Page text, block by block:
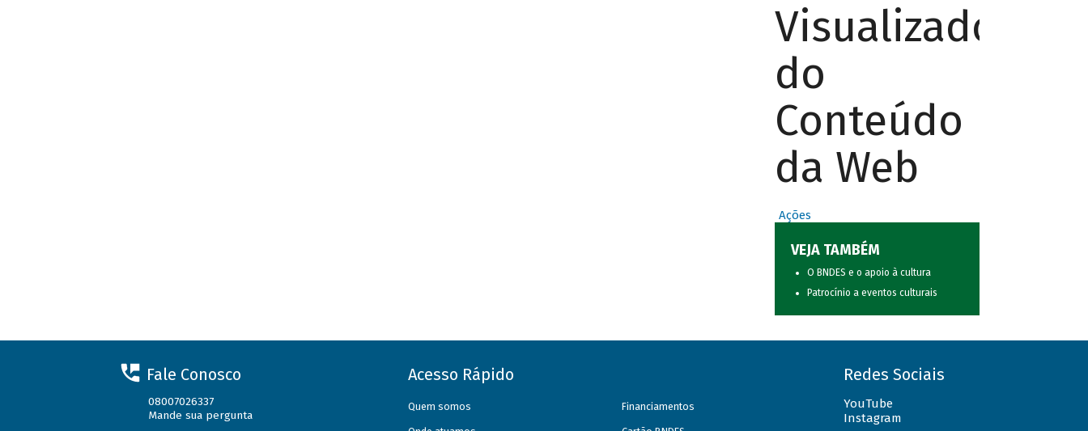
Visualizador
do
Conteúdo
da Web
Ações
VEJA TAMBÉM
O BNDES e o apoio à cultura
Patrocínio a eventos culturais
Fale Conosco
08007026337
Mande sua pergunta
Acesso Rápido
Quem somos Financiamentos
Redes Sociais
YouTube
Instagram